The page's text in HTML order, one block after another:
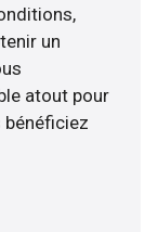
un
atout pour
bénéficiez